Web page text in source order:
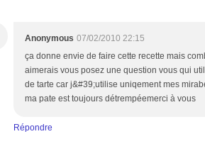
Anonymous 07/02/2010 22:15
ça donne envie de faire cette recette mais
aimerais vous posez une question vous qui
de tarte car j&#39;utilise uniqement mes
ma pate est toujours détrempéemerci à vous
Répondre